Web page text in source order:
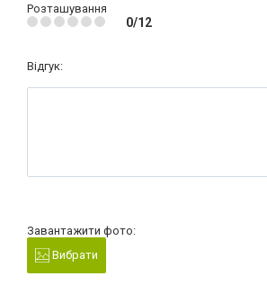
Розташування
0/12
Відгук:
Завантажити фото:
Вибрати